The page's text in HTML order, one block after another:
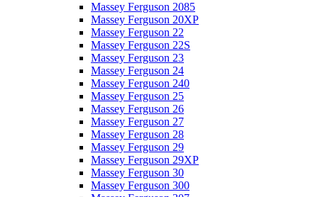
Massey Ferguson 2085
Massey Ferguson 20XP
Massey Ferguson 22
Massey Ferguson 22S
Massey Ferguson 23
Massey Ferguson 24
Massey Ferguson 240
Massey Ferguson 25
Massey Ferguson 26
Massey Ferguson 27
Massey Ferguson 28
Massey Ferguson 29
Massey Ferguson 29XP
Massey Ferguson 30
Massey Ferguson 300